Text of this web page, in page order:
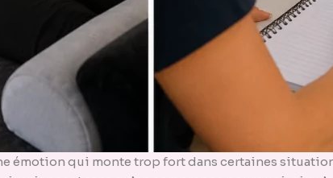
émotion qui monte trop fort dans certaines